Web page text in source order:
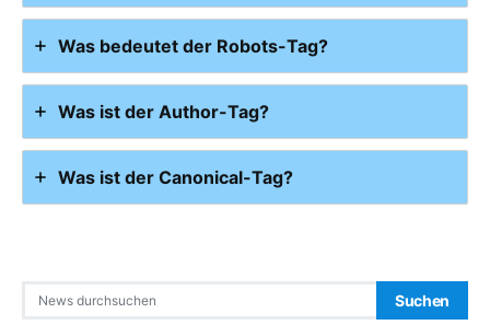
Was bedeutet der Robots-Tag?
Was ist der Author-Tag?
Was ist der Canonical-Tag?
Suchen